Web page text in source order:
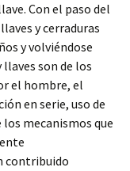
Con el paso del
y cerraduras
y volviéndose
llaves son de los
el hombre, el
en serie, uso de
mecanismos que
contribuido